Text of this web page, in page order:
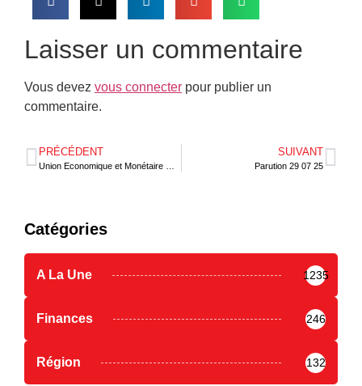
Laisser un commentaire
Vous devez vous connecter pour publier un
commentaire.
PRÉCÉDENT SUIVANT
Parution 29 07 25
Catégories
A La Une 1235
Finances 246
Région 132